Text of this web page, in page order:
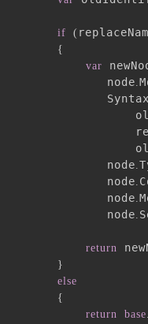
if (
{
var
               node
.
               Syntax
               node
.
               node
.
               node
.
               node
.
return
}
else
{
return
base.